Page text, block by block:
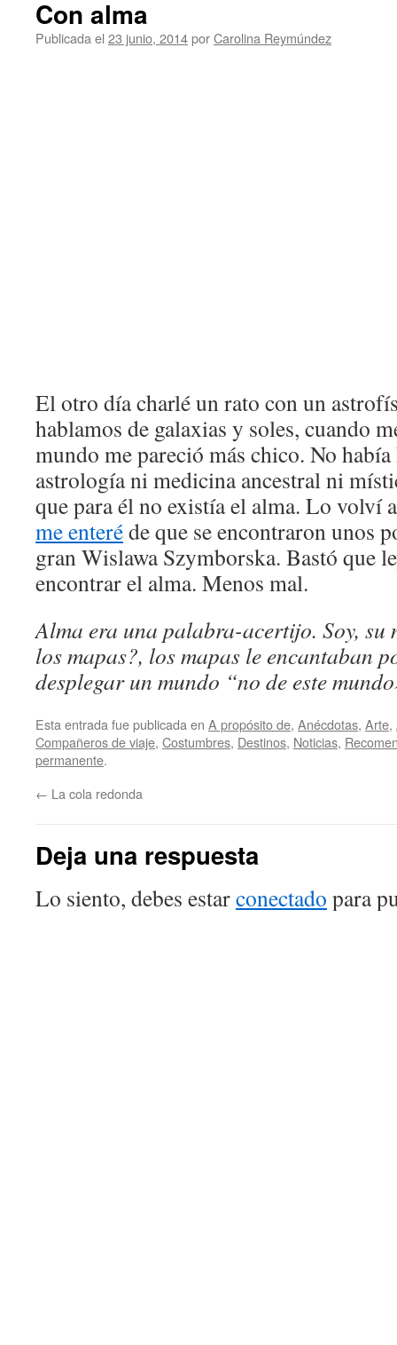
Con alma
Publicada el 23 junio, 2014porCarolina Reymúndez
El otro día charlé un rato con un
hablamos de galaxias y soles, cuando
mundo me pareció más chico. No
astrología ni medicina ancestral ni
que para él no existía el alma. Lo volví
me enteréde que se encontraron unos
gran Wislawa Szymborska. Bastó que
encontrar el alma. Menos mal.
Alma era una palabra-acertijo. Soy, su
los mapas?, los mapas le encantaban
desplegar un mundo “no de este
Esta entrada fue publicada en A propósito de, Anécdotas, Arte,
Compañeros de viaje, Costumbres, Destinos, Noticias,
permanente.
← La cola redonda
Deja una respuesta
Lo siento, debes estarconectado para